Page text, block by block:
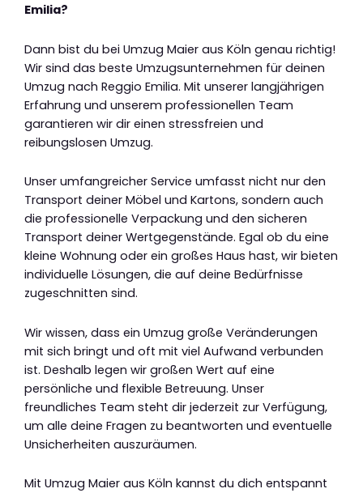
Emilia?
Dann bist du bei Umzug Maier aus Köln genau richtig!
Wir sind das beste Umzugsunternehmen für deinen
Umzug nach Reggio Emilia. Mit unserer langjährigen
Erfahrung und unserem professionellen Team
garantieren wir dir einen stressfreien und
reibungslosen Umzug.
Unser umfangreicher Service umfasst nicht nur den
Transport deiner Möbel und Kartons, sondern auch
die professionelle Verpackung und den sicheren
Transport deiner Wertgegenstände. Egal ob du eine
kleine Wohnung oder ein großes Haus hast, wir bieten
individuelle Lösungen, die auf deine Bedürfnisse
zugeschnitten sind.
Wir wissen, dass ein Umzug große Veränderungen
mit sich bringt und oft mit viel Aufwand verbunden
ist. Deshalb legen wir großen Wert auf eine
persönliche und flexible Betreuung. Unser
freundliches Team steht dir jederzeit zur Verfügung,
um alle deine Fragen zu beantworten und eventuelle
Unsicherheiten auszuräumen.
Mit Umzug Maier aus Köln kannst du dich entspannt